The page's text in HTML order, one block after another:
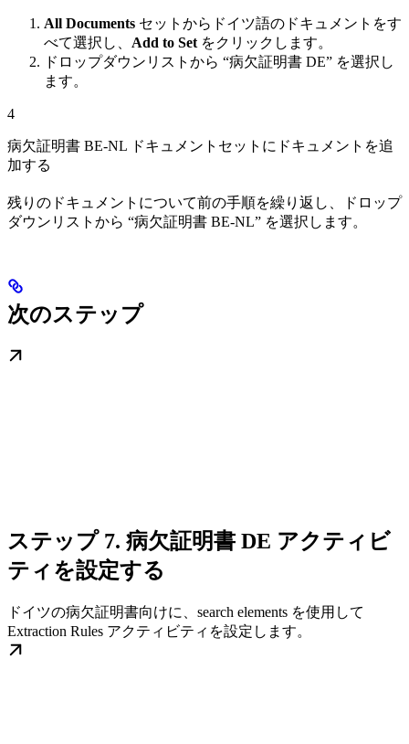
All Documents セットからドイツ語のドキュメントをす
べて選択し、 Add to Set をクリックします。
ドロップダウンリストから “病欠証明書 DE” を選択し
ます。
4
病欠証明書 BE-NL ドキュメントセットにドキュメントを追
加する
残りのドキュメントについて前の手順を繰り返し、ドロップ
ダウンリストから “病欠証明書 BE-NL” を選択します。
次のステップ
ステップ 7. 病欠証明書 DE アクティビ
ティを設定する
ドイツの病欠証明書向けに、search elements を使用して
Extraction Rules アクティビティを設定します。